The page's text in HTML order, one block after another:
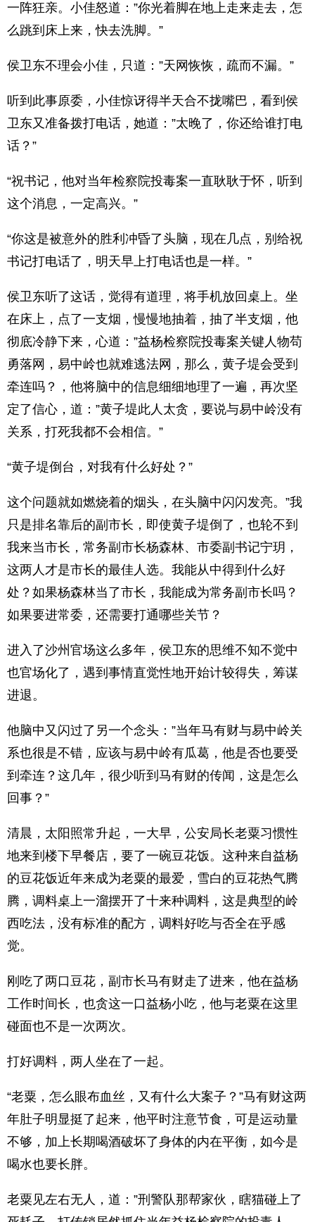
一阵狂亲。小佳怒道：”你光着脚在地上走来走去，怎
么跳到床上来，快去洗脚。”
侯卫东不理会小佳，只道：”天网恢恢，疏而不漏。”
听到此事原委，小佳惊讶得半天合不拢嘴巴，看到侯
卫东又准备拨打电话，她道：”太晚了，你还给谁打电
话？”
“祝书记，他对当年检察院投毒案一直耿耿于怀，听到
这个消息，一定高兴。”
“你这是被意外的胜利冲昏了头脑，现在几点，别给祝
书记打电话了，明天早上打电话也是一样。”
侯卫东听了这话，觉得有道理，将手机放回桌上。坐
在床上，点了一支烟，慢慢地抽着，抽了半支烟，他
彻底冷静下来，心道：”益杨检察院投毒案关键人物苟
勇落网，易中岭也就难逃法网，那么，黄子堤会受到
牵连吗？，他将脑中的信息细细地理了一遍，再次坚
定了信心，道：”黄子堤此人太贪，要说与易中岭没有
关系，打死我都不会相信。”
“黄子堤倒台，对我有什么好处？”
这个问题就如燃烧着的烟头，在头脑中闪闪发亮。”我
只是排名靠后的副市长，即使黄子堤倒了，也轮不到
我来当市长，常务副市长杨森林、市委副书记宁玥，
这两人才是市长的最佳人选。我能从中得到什么好
处？如果杨森林当了市长，我能成为常务副市长吗？
如果要进常委，还需要打通哪些关节？
进入了沙州官场这么多年，侯卫东的思维不知不觉中
也官场化了，遇到事情直觉性地开始计较得失，筹谋
进退。
他脑中又闪过了另一个念头：”当年马有财与易中岭关
系也很是不错，应该与易中岭有瓜葛，他是否也要受
到牵连？这几年，很少听到马有财的传闻，这是怎么
回事？”
清晨，太阳照常升起，一大早，公安局长老粟习惯性
地来到楼下早餐店，要了一碗豆花饭。这种来自益杨
的豆花饭近年来成为老粟的最爱，雪白的豆花热气腾
腾，调料桌上一溜摆开了十来种调料，这是典型的岭
西吃法，没有标准的配方，调料好吃与否全在乎感
觉。
刚吃了两口豆花，副市长马有财走了进来，他在益杨
工作时间长，也贪这一口益杨小吃，他与老粟在这里
碰面也不是一次两次。
打好调料，两人坐在了一起。
“老粟，怎么眼布血丝，又有什么大案子？”马有财这两
年肚子明显挺了起来，他平时注意节食，可是运动量
不够，加上长期喝酒破坏了身体的内在平衡，如今是
喝水也要长胖。
老粟见左右无人，道：”刑警队那帮家伙，瞎猫碰上了